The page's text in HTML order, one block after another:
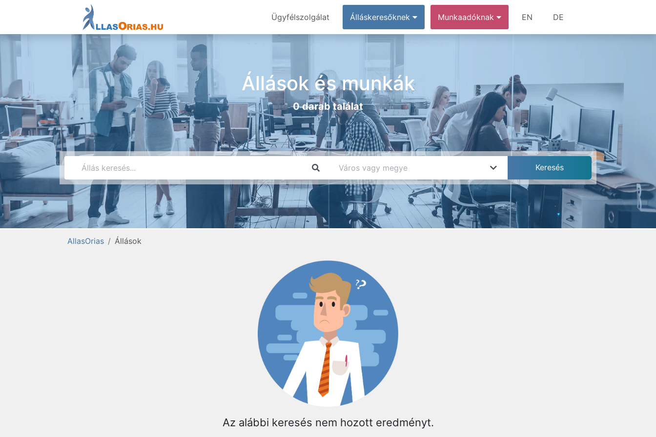
Ügyfélszolgálat Álláskeresőknek Munkaadóknak EN DE
Állások és munkák
0 darab találat
AllasOrias Állások
Az alábbi keresés nem hozott eredményt.